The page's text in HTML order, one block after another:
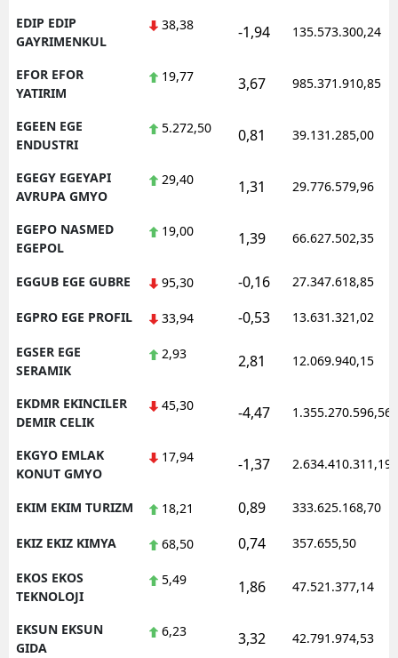
EDIP EDIP
GAYRIMENKUL
38,38 -1,94 135.573.300,24
EFOR EFOR
YATIRIM
19,77 3,67 985.371.910,85
EGEEN EGE
ENDUSTRI
5.272,50 0,81 39.131.285,00
EGEGY EGEYAPI
AVRUPA GMYO
29,40 1,31 29.776.579,96
EGEPO NASMED
EGEPOL
19,00 1,39 66.627.502,35
EGGUB EGE GUBRE 95,30 -0,16 27.347.618,85
EGPRO EGE PROFIL 33,94 -0,53 13.631.321,02
EGSER EGE
SERAMIK
2,93 2,81 12.069.940,15
EKDMR EKINCILER
DEMIR CELIK
45,30 -4,47 1.355.270.596,56
EKGYO EMLAK
KONUT GMYO
17,94 -1,37 2.634.410.311,19
EKIM EKIM TURIZM 18,21 0,89 333.625.168,70
EKIZ EKIZ KIMYA 68,50 0,74 357.655,50
EKOS EKOS
TEKNOLOJI
5,49 1,86 47.521.377,14
EKSUN EKSUN
GIDA
6,23 3,32 42.791.974,53